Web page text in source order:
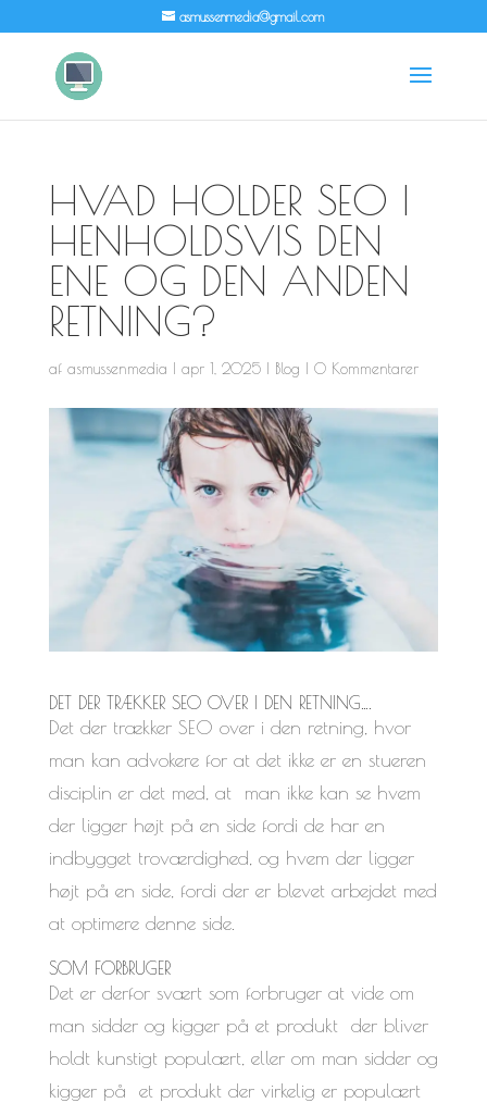
asmussenmedia@gmail.com
HVAD HOLDER SEO I
HENHOLDSVIS DEN
ENE OG DEN ANDEN
RETNING?
af asmussenmedia apr 1, 2025| Blog 0 Kommentarer
DET DER TRÆKKER SEO OVER I DEN RETNING….
Det der trækker SEO over i den retning, hvor
man kan advokere for at det ikke er en stueren
disciplin er det med, at man ikke kan se hvem
der ligger højt på en side fordi de har en
indbygget troværdighed, og hvem der ligger
højt på en side, fordi der er blevet arbejdet med
at optimere denne side.
SOM FORBRUGER
Det er derfor svært som forbruger at vide om
man sidder og kigger på et produkt der bliver
holdt kunstigt populært, eller om man sidder og
kigger på et produkt der virkelig er populært